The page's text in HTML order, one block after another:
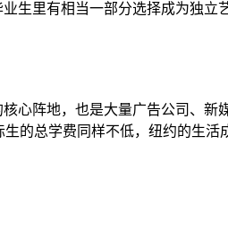
生里有相当一部分选择成为独立
心阵地，也是大量广告公司、
的总学费同样不低，纽约的生